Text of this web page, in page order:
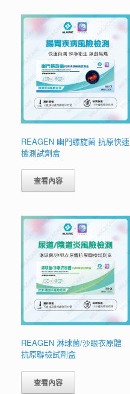
REAGEN 幽門螺旋菌 抗原快速
檢測試劑盒
查看內容
REAGEN 淋球菌/沙眼衣原體
抗原聯檢試劑盒
查看內容